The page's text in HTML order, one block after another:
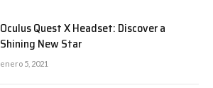
Oculus Quest X Headset: Discover a
Shining New Star
enero 5, 2021